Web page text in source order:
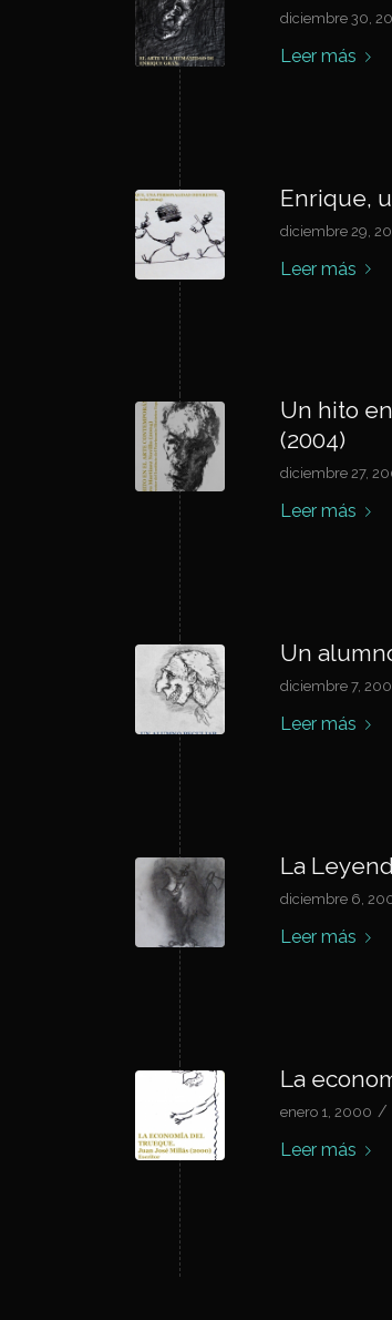
diciembre 30,
Leer más
Enrique,
diciembre 29,
Leer más
Un hito
(2004)
diciembre 27,
Leer más
Un
diciembre 7,
Leer más
La
diciembre 6,
Leer más
La
enero 1, 2000 /
Leer más